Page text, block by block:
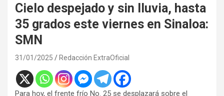
Cielo despejado y sin lluvia, hasta
35 grados este viernes en Sinaloa:
SMN
31/01/2025 Redacción ExtraOficial
Para hoy, el frente frío No. 25 se desplazará sobre el